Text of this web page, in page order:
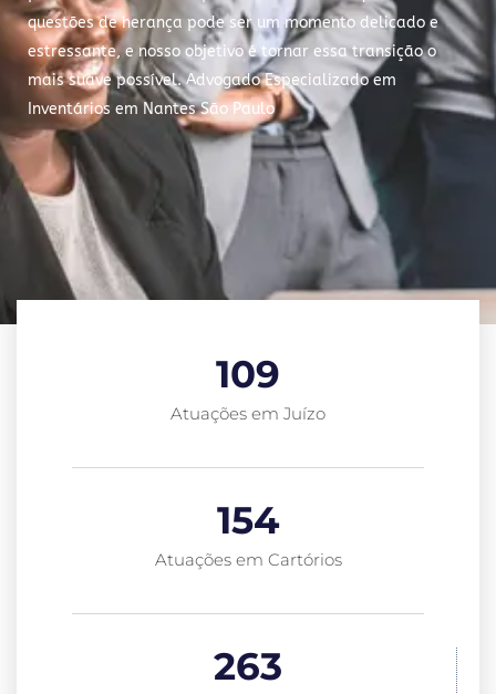
questões de herança pode ser um momento delicado e
estressante, e nosso objetivo é tornar essa transição o
mais suave possível. Advogado Especializado em
Inventários em Nantes São Paulo
Atuações em Juízo
109
Atuações em Cartórios
154
263